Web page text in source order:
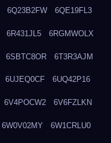
6Q23B2FW 6QE19FL3
6R431JL5 6RGMWOLX
6SBTC8OR 6T3R3AJM
6UJEQ0CF 6UQ42P16
6V4POCW2 6V6FZLKN
6W0V02MY 6W1CRLU0